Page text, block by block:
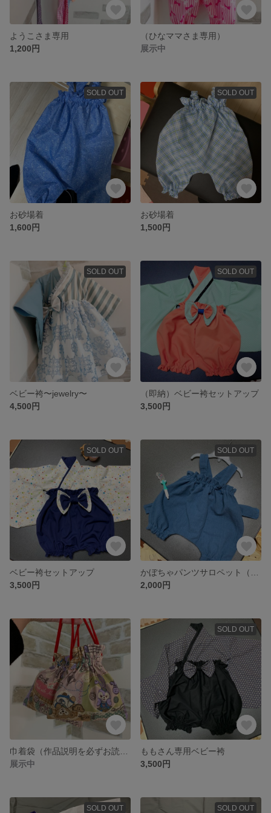
ようこさま専用
1,200円
（ひなママさま専用）
展示中
SOLD OUT
お砂場着
1,600円
SOLD OUT
お砂場着
1,500円
SOLD OUT
ベビー袴〜jewelry〜
4,500円
SOLD OUT
（即納）ベビー袴セットアップ
3,500円
SOLD OUT
ベビー袴セットアップ
3,500円
SOLD OUT
2,000円
展示中
SOLD OUT
ももさん専用ベビー袴
3,500円
SOLD OUT SOLD OUT